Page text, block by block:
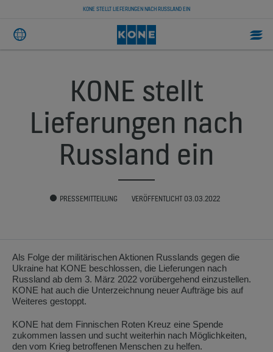
KONE STELLT LIEFERUNGEN NACH RUSSLAND EIN
KONE stellt
Lieferungen nach
Russland ein
PRESSEMITTEILUNG VERÖFFENTLICHT 03.03.2022
Als Folge der militärischen Aktionen Russlands gegen die
Ukraine hat KONE beschlossen, die Lieferungen nach
Russland ab dem 3. März 2022 vorübergehend einzustellen.
KONE hat auch die Unterzeichnung neuer Aufträge bis auf
Weiteres gestoppt.
KONE hat dem Finnischen Roten Kreuz eine Spende
zukommen lassen und sucht weiterhin nach Möglichkeiten,
den vom Krieg betroffenen Menschen zu helfen.